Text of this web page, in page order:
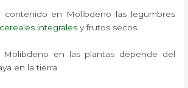
contenido en Molibdeno las legumbres
cereales integrales y frutos secos.
en las plantas depende del
en la tierra.